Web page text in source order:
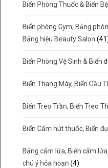
Biển Phòng Thuốc & Biển
Biển phòng Gym, Bảng
Bảng hiệu Beauty Salon
Biển Phòng Vệ Sinh & Biển
Biển Thang Máy, Biển Cầu
Biển Treo Trần, Biển Treo
Biển Cấm hút thuốc, Biển
Bảng cấm lửa, Biển cấm
chú ý hỏa hoạn (4)